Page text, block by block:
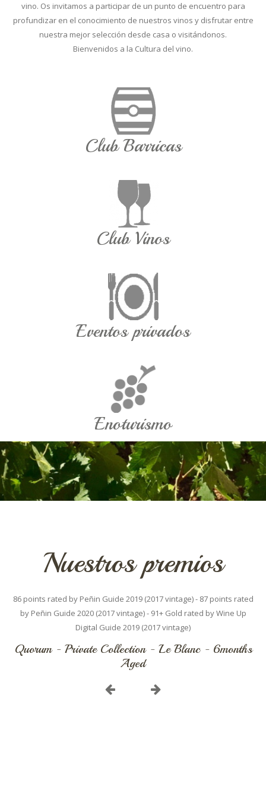
vino. Os invitamos a participar de un punto de encuentro para
profundizar en el conocimiento de nuestros vinos y disfrutar entre
nuestra mejor selección desde casa o visitándonos.
Bienvenidos a la Cultura del vino.
Club Barricas
Club Vinos
Eventos privados
Enoturismo
Nuestros premios
86 points rated by Peñin Guide 2019 (2017 vintage) - 87 points rated
by Peñin Guide 2020 (2017 vintage) - 91+ Gold rated by Wine Up
Digital Guide 2019 (2017 vintage)
Quorum - Private Collection - Le Blanc - 6months
Aged